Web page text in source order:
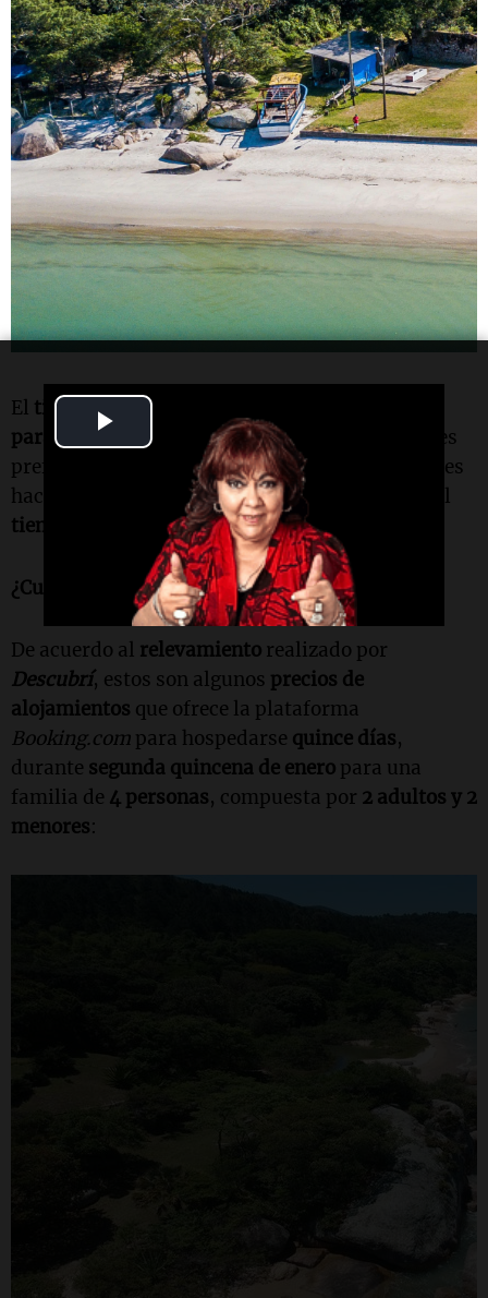
Video
El tiempo de viaje
paradas
que se hagan en el trayecto. Hay quienes
prefieren hacer el
viaje en un sólo tirón
, y quienes
hacen un
parate para pernoctar. Sin embargo, el
tiempo en ruta
está estimado en casi
¿Cuánto cuesta alojarse?
De acuerdo al relevamiento realizado por
Descubrí, estos son algunos precios de
alojamientos que ofrece la plataforma
Booking.com para hospedarse quince días,
durante segunda quincena de enero para una
familia de 4 personas, compuesta por 2 adultos y 2
menores: